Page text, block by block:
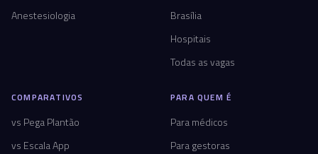
Anestesiologia
Brasília
Hospitais
Todas as vagas
COMPARATIVOS
vs Pega Plantão
vs Escala App
PARA QUEM É
Para médicos
Para gestoras